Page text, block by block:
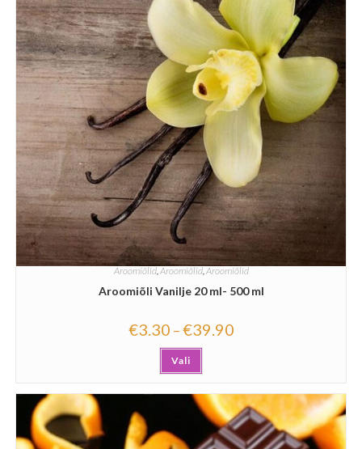
Aroomiõlid, Aroomiõlid, Aroomiõlid
Aroomiõli Vanilje 20 ml- 500 ml
€3.30 –€39.90
Vali